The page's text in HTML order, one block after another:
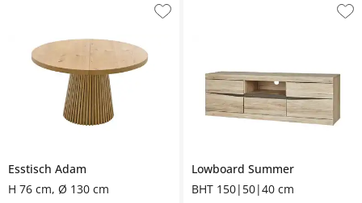
Esstisch Adam
H 76 cm, Ø 130 cm
Lowboard Summer
BHT 150|50|40 cm